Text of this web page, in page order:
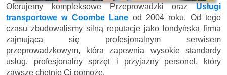
Oferujemy kompleksowe Przeprowadzki orazUsługi
transportowe w Coombe Lane od 2004 roku. Od tego
czasu zbudowaliśmy silną reputacje jako londyńska firma
zajmująca się profesjonalnym serwisem
przeprowadzkowym, która zapewnia wysokie standardy
usług, profesjonalny sprzęt i przyjazny personel, który
zawsze chętnie Ci pomoże.